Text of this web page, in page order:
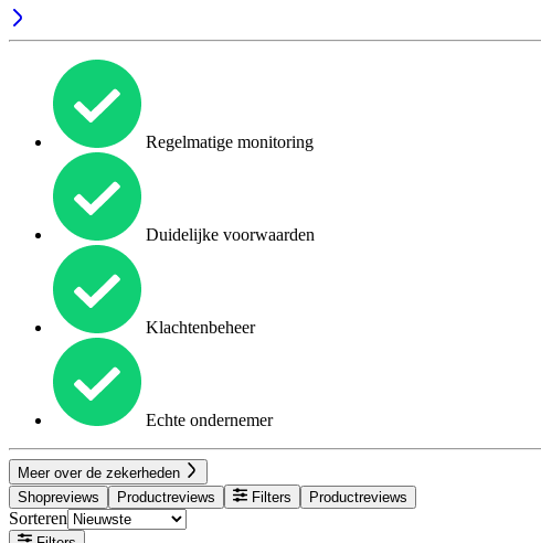
Regelmatige monitoring
Duidelijke voorwaarden
Klachtenbeheer
Echte ondernemer
Meer over de zekerheden
Shopreviews
Productreviews Filters Productreviews
Sorteren